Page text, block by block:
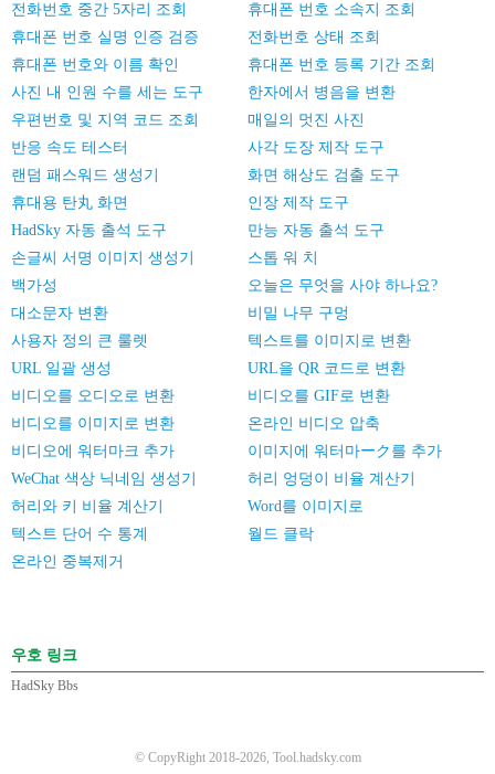
전화번호 중간 5자리 조회
휴대폰 번호 소속지 조회
휴대폰 번호 실명 인증 검증
전화번호 상태 조회
휴대폰 번호와 이름 확인
휴대폰 번호 등록 기간 조회
사진 내 인원 수를 세는 도구
한자에서 병음을 변환
우편번호 및 지역 코드 조회
매일의 멋진 사진
반응 속도 테스터
사각 도장 제작 도구
랜덤 패스워드 생성기
화면 해상도 검출 도구
휴대용 탄丸 화면
인장 제작 도구
HadSky 자동 출석 도구
만능 자동 출석 도구
손글씨 서명 이미지 생성기
스톱 워 치
백가성
오늘은 무엇을 사야 하나요?
대소문자 변환
비밀 나무 구멍
사용자 정의 큰 룰렛
텍스트를 이미지로 변환
URL 일괄 생성
URL을 QR 코드로 변환
비디오를 오디오로 변환
비디오를 GIF로 변환
비디오를 이미지로 변환
온라인 비디오 압축
비디오에 워터마크 추가
이미지에 워터마ーク를 추가
WeChat 색상 닉네임 생성기
허리 엉덩이 비율 계산기
허리와 키 비율 계산기
Word를 이미지로
텍스트 단어 수 통계
월드 클락
온라인 중복제거
우호 링크
HadSky Bbs
© CopyRight 2018-2026, Tool.hadsky.com